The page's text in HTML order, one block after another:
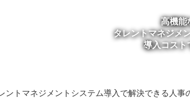
高機能
タレントマネジメ
導入コスト
ントマネジメントシステム導入で解決できる人